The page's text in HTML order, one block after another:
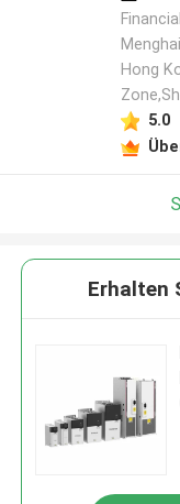
Hong
5.0
Erhalten